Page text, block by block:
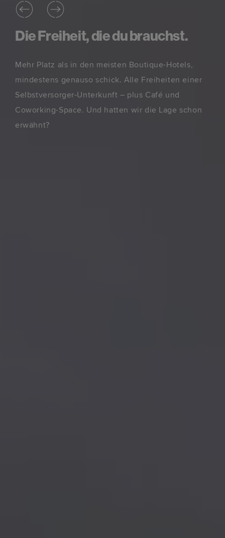
Die Freiheit, die du brauchst.
Mehr Platz als in den meisten Boutique-Hotels,
mindestens genauso schick. Alle Freiheiten einer
Selbstversorger-Unterkunft – plus Café und
Coworking-Space. Und hatten wir die Lage schon
erwähnt?